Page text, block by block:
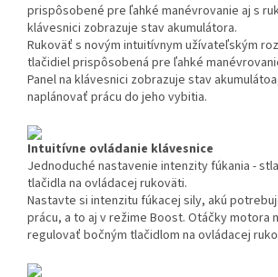
prispôsobené pre ľahké manévrovanie aj s
klávesnici zobrazuje stav akumulátora.
Rukoväť s novým intuitívnym užívateľským
tlačidiel prispôsobená pre ľahké
Panel na klávesnici zobrazuje stav
naplánovať prácu do jeho vybitia.
Intuitívne ovládanie klávesnice
Jednoduché nastavenie intenzity fúkania -
tlačidla na ovládacej rukoväti.
Nastavte si intenzitu fúkacej sily, akú
prácu, a to aj v režime Boost. Otáčky motora
regulovať bočným tlačidlom na ovládacej